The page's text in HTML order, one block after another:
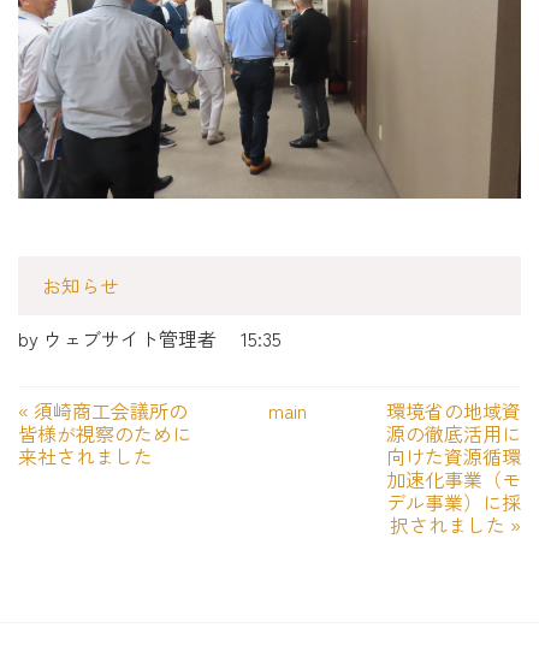
お知らせ
by ウェブサイト管理者 15:35
« 須崎商工会議所の
皆様が視察のために
来社されました
main 環境省の地域資
源の徹底活用に
向けた資源循環
加速化事業（モ
デル事業）に採
択されました »